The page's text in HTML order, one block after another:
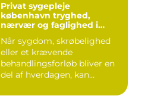
Privat sygepleje
københavn tryghed,
nærvær og faglighed i
Når sygdom, skrøbelighed
eller et krævende
behandlingsforløb bliver en
del af hverdagen, kan